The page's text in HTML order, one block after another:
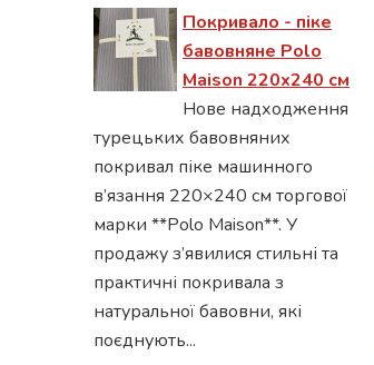
Покривало - піке
бавовняне Polo
Maison 220х240 см
Нове надходження
турецьких бавовняних
покривал піке машинного
в’язання 220×240 см торгової
марки **Polo Maison**. У
продажу з’явилися стильні та
практичні покривала з
натуральної бавовни, які
поєднують...